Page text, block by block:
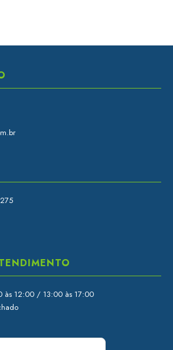
às 12:00 / 13:00 às 17:00